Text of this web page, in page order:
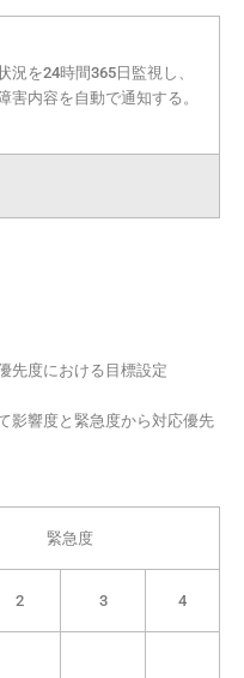
況を24時間365日監視し、
害内容を自動で通知する。
先度における目標設定
影響度と緊急度から対応優先
緊急度
2 3 4